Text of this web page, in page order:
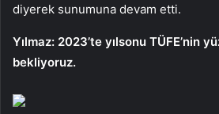
diyerek sunumuna devam etti.
Yılmaz: 2023’te yılsonu TÜFE’nin
bekliyoruz.